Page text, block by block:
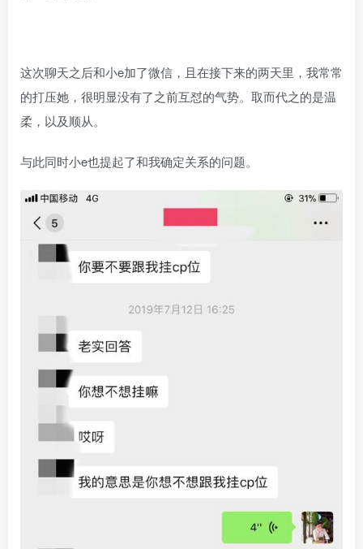
这次聊天之后和小e加了微信，且在接下来的两天里，我常常
的打压她，很明显没有了之前互怼的气势。取而代之的是温
柔，以及顺从。
与此同时小e也提起了和我确定关系的问题。